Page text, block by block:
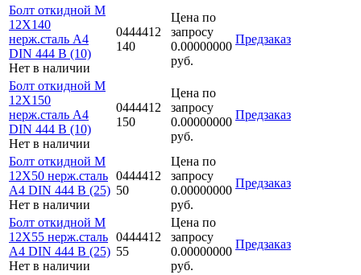
Болт откидной M
12Х140
нерж.сталь A4
DIN 444 B (10)
Нет в наличии
0444412
140
Цена по
запросу
0.00000000
руб.
Предзаказ
Болт откидной M
12Х150
нерж.сталь A4
DIN 444 B (10)
Нет в наличии
0444412
150
Цена по
запросу
0.00000000
руб.
Предзаказ
Болт откидной M
12Х50 нерж.сталь
A4 DIN 444 B (25)
Нет в наличии
0444412
50
Цена по
запросу
0.00000000
руб.
Предзаказ
Болт откидной M
12Х55 нерж.сталь
A4 DIN 444 B (25)
Нет в наличии
0444412
55
Цена по
запросу
0.00000000
руб.
Предзаказ